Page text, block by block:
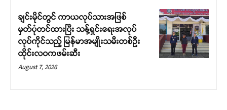
ချင်းမိုင်တွင် ကာယလုပ်သားအဖြစ်
မှတ်ပုံတင်ထားပြီး သန့်ရှင်းရေးအလုပ်
လုပ်ကိုင်သည့် မြန်မာအမျိုးသမီးတစ်ဦး
ထိုင်းလဝကဖမ်းဆီး
August 7, 2026